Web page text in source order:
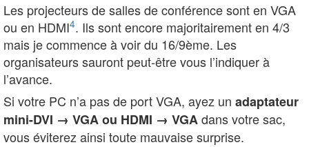
Les projecteurs de salles de conférence sont en VGA
ou en HDMI4. Ils sont encore majoritairement en 4/3
mais je commence à voir du 16/9ème. Les
organisateurs sauront peut-être vous l’indiquer à
l’avance.
Si votre PC n’a pas de port VGA, ayez un adaptateur
mini-DVI → VGA ou HDMI → VGAdans votre sac,
vous éviterez ainsi toute mauvaise surprise.